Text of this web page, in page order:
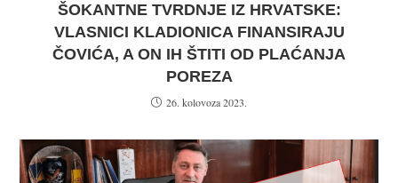
ŠOKANTNE TVRDNJE IZ HRVATSKE:
VLASNICI KLADIONICA FINANSIRAJU
ČOVIĆA, A ON IH ŠTITI OD PLAĆANJA
POREZA
26. kolovoza 2023.